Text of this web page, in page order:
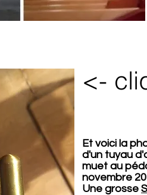
Et voici la
d'un tuyau
muet au
novembre
Une grosse
<-